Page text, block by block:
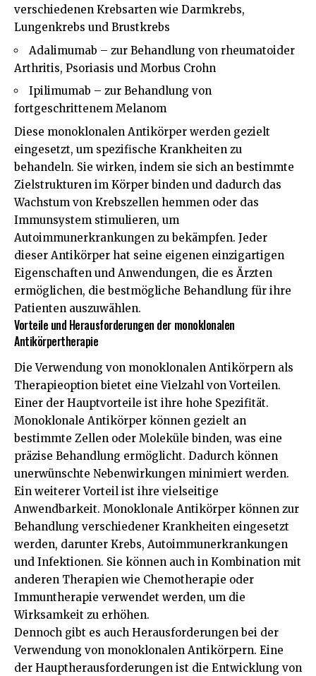
verschiedenen Krebsarten wie Darmkrebs,
Lungenkrebs und Brustkrebs
Adalimumab – zur Behandlung von rheumatoider
Arthritis, Psoriasis und Morbus Crohn
Ipilimumab – zur Behandlung von
fortgeschrittenem Melanom
Diese monoklonalen Antikörper werden gezielt
eingesetzt, um spezifische Krankheiten zu
behandeln. Sie wirken, indem sie sich an bestimmte
Zielstrukturen im Körper binden und dadurch das
Wachstum von Krebszellen hemmen oder das
Immunsystem stimulieren, um
Autoimmunerkrankungen zu bekämpfen. Jeder
dieser Antikörper hat seine eigenen einzigartigen
Eigenschaften und Anwendungen, die es Ärzten
ermöglichen, die bestmögliche Behandlung für ihre
Patienten auszuwählen.
Vorteile und Herausforderungen der monoklonalen
Antikörpertherapie
Die Verwendung von monoklonalen Antikörpern als
Therapieoption bietet eine Vielzahl von Vorteilen.
Einer der Hauptvorteile ist ihre hohe Spezifität.
Monoklonale Antikörper können gezielt an
bestimmte Zellen oder Moleküle binden, was eine
präzise Behandlung ermöglicht. Dadurch können
unerwünschte Nebenwirkungen minimiert werden.
Ein weiterer Vorteil ist ihre vielseitige
Anwendbarkeit. Monoklonale Antikörper können zur
Behandlung verschiedener Krankheiten eingesetzt
werden, darunter Krebs, Autoimmunerkrankungen
und Infektionen. Sie können auch in Kombination mit
anderen Therapien wie Chemotherapie oder
Immuntherapie verwendet werden, um die
Wirksamkeit zu erhöhen.
Dennoch gibt es auch Herausforderungen bei der
Verwendung von monoklonalen Antikörpern. Eine
der Hauptherausforderungen ist die Entwicklung von